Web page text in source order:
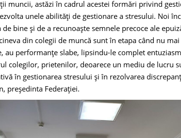
muncii, astăzi în cadrul acestei formări privind
unele abilități de gestionare a stresului. Noi
bine și de a recunoaște semnele precoce ale
din colegii de muncă sunt în etapa când nu
au performanțe slabe, lipsindu-le complet
colegilor, prietenilor, deoarece un mediu de lucru
în gestionarea stresului și în rezolvarea
președinta Federației.